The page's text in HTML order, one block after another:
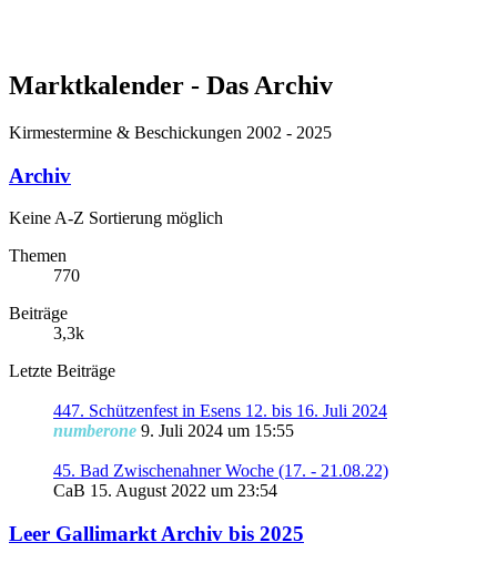
Marktkalender - Das Archiv
Kirmestermine & Beschickungen 2002 - 2025
Archiv
Keine A-Z Sortierung möglich
Themen
770
Beiträge
3,3k
Letzte Beiträge
447. Schützenfest in Esens 12. bis 16. Juli 2024
numberone 9. Juli 2024 um 15:55
45. Bad Zwischenahner Woche (17. - 21.08.22)
CaB 15. August 2022 um 23:54
Leer Gallimarkt Archiv bis 2025